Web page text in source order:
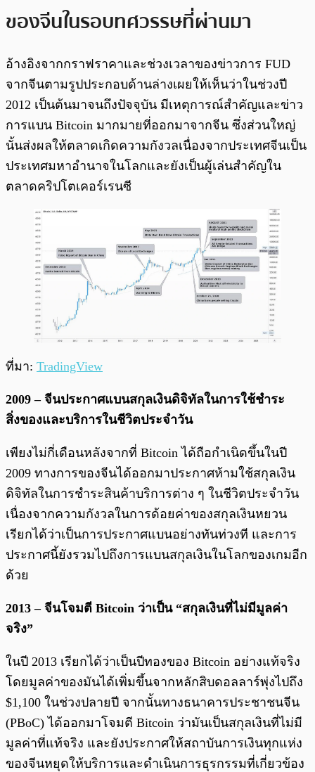
ของจีนในรอบทศวรรษที่ผ่านมา
อ้างอิงจากกราฟราคาและช่วงเวลาของข่าวการ FUD
จากจีนตามรูปประกอบด้านล่างเผยให้เห็นว่าในช่วงปี
2012 เป็นต้นมาจนถึงปัจจุบัน มีเหตุการณ์สำคัญและข่าว
การแบน Bitcoin มากมายที่ออกมาจากจีน ซึ่งส่วนใหญ่
นั้นส่งผลให้ตลาดเกิดความกังวลเนื่องจากประเทศจีนเป็น
ประเทศมหาอำนาจในโลกและยังเป็นผู้เล่นสำคัญใน
ตลาดคริปโตเคอร์เรนซี
ที่มา: TradingView
2009 – จีนประกาศแบนสกุลเงินดิจิทัลในการใช้ชำระ
สิ่งของและบริการในชีวิตประจำวัน
เพียงไม่กี่เดือนหลังจากที่ Bitcoin ได้ถือกำเนิดขึ้นในปี
2009 ทางการของจีนได้ออกมาประกาศห้ามใช้สกุลเงิน
ดิจิทัลในการชำระสินค้าบริการต่าง ๆ ในชีวิตประจำวัน
เนื่องจากความกังวลในการด้อยค่าของสกุลเงินหยวน
เรียกได้ว่าเป็นการประกาศแบนอย่างทันท่วงที และการ
ประกาศนี้ยังรวมไปถึงการแบนสกุลเงินในโลกของเกมอีก
ด้วย
2013 – จีนโจมตี Bitcoin ว่าเป็น “สกุลเงินที่ไม่มีมูลค่า
จริง”
ในปี 2013 เรียกได้ว่าเป็นปีทองของ Bitcoin อย่างแท้จริง
โดยมูลค่าของมันได้เพิ่มขึ้นจากหลักสิบดอลลาร์พุ่งไปถึง
$1,100 ในช่วงปลายปี จากนั้นทางธนาคารประชาชนจีน
(PBoC) ได้ออกมาโจมตี Bitcoin ว่ามันเป็นสกุลเงินที่ไม่มี
มูลค่าที่แท้จริง และยังประกาศให้สถาบันการเงินทุกแห่ง
ของจีนหยุดให้บริการและดำเนินการธุรกรรมที่เกี่ยวข้อง